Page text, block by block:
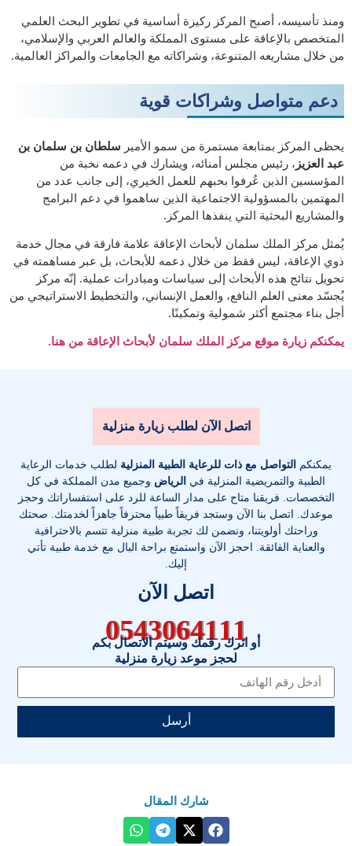
ومنذ تأسيسه، أصبح المركز ركيزة أساسية في تطوير البحث العلمي
المتخصص بالإعاقة على مستوى المملكة والعالم العربي والإسلامي،
من خلال مشاريعه المتنوعة، وشراكاته مع الجامعات والمراكز العالمية.
دعم متواصل وشراكات قوية
يحظى المركز بمتابعة مستمرة من سمو الأمير سلطان بن سلمان بن
عبد العزيز ، رئيس مجلس أمنائه، ويشارك في دعمه نخبة من
المؤسسين الذين عُرفوا بحبهم للعمل الخيري، إلى جانب عدد من
المهتمين بالمسؤولية الاجتماعية الذين ساهموا في دعم البرامج
والمشاريع البحثية التي ينفذها المركز.
يُمثل مركز الملك سلمان لأبحاث الإعاقة علامة فارقة في مجال خدمة
ذوي الإعاقة، ليس فقط من خلال دعمه للأبحاث، بل عبر مساهمته في
تحويل نتائج هذه الأبحاث إلى سياسات ومبادرات عملية. إنّه مركز
يُجسّد معنى العلم النافع، والعمل الإنساني، والتخطيط الاستراتيجي من
أجل بناء مجتمع أكثر شمولية وتمكينًا.
يمكنكم زيارة موقع مركز الملك سلمان لأبحاث الإعاقة من هنا.
اتصل الآن لطلب زيارة منزلية
يمكنكم التواصل مع ذات للرعاية الطبية المنزلية لطلب خدمات الرعاية
الطبية والتمريضية المنزلية في الرياض وجميع مدن المملكة في كل
التخصصات . فريقنا متاح على مدار الساعة للرد على استفساراتك وحجز
موعدك. اتصل بنا الآن وستجد فريقاً طبياً محترفاً جاهزاً لخدمتك. صحتك
وراحتك أولويتنا، ونضمن لك تجربة طبية منزلية تتسم بالاحترافية
والعناية الفائقة. احجز الآن واستمتع براحة البال مع خدمة طبية تأتي
إليك.
اتصل الآن
0543064111
أو اترك رقمك وسيتم الاتصال بكم
لحجز موعد زيارة منزلية
أرسل
شارك المقال